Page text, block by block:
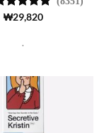
5 중에서
₩29,820
.